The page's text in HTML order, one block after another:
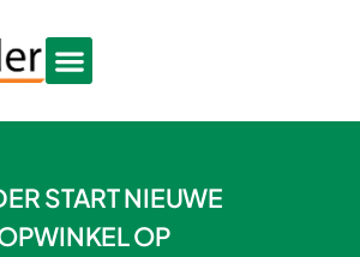
START NIEUWE
OP